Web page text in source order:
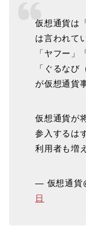
仮想通貨は
は言われて
「ヤフー」
「ぐるなび
が仮想通貨
仮想通貨が
参入するは
利用者も増
— 仮想通貨
日